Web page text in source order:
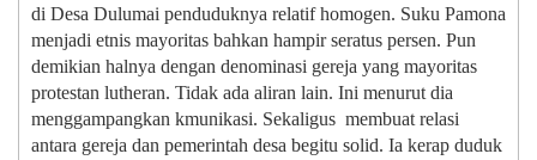
di Desa Dulumai penduduknya relatif homogen. Suku Pamona
menjadi etnis mayoritas bahkan hampir seratus persen. Pun
demikian halnya dengan denominasi gereja yang mayoritas
protestan lutheran. Tidak ada aliran lain. Ini menurut dia
menggampangkan kmunikasi. Sekaligus membuat relasi
antara gereja dan pemerintah desa begitu solid. Ia kerap duduk